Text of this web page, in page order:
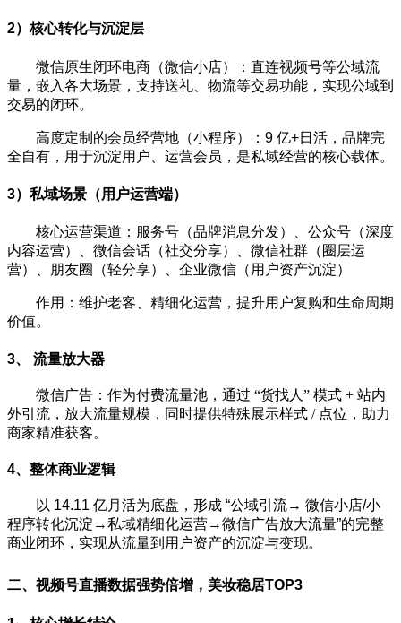
2）核心转化与沉淀层
微信原生闭环电商（微信小店）：直连视频号等公域流
量，嵌入各大场景，支持送礼、物流等交易功能，实现公域到
交易的闭环。
高度定制的会员经营地（小程序）：9 亿+日活，品牌完
全自有，用于沉淀用户、运营会员，是私域经营的核心载体。
3）私域场景（用户运营端）
核心运营渠道：服务号（品牌消息分发）、公众号（深度
内容运营）、微信会话（社交分享）、微信社群（圈层运
营）、朋友圈（轻分享）、企业微信（用户资产沉淀）
作用：维护老客、精细化运营，提升用户复购和生命周期
价值。
3、 流量放大器
微信广告：作为付费流量池，通过 “货找人” 模式 + 站内
外引流，放大流量规模，同时提供特殊展示样式 / 点位，助力
商家精准获客。
4、整体商业逻辑
以 14.11 亿月活为底盘，形成 “公域引流→ 微信小店/小
程序转化沉淀→私域精细化运营→微信广告放大流量”的完整
商业闭环，实现从流量到用户资产的沉淀与变现。
二、视频号直播数据强势倍增，美妆稳居TOP3